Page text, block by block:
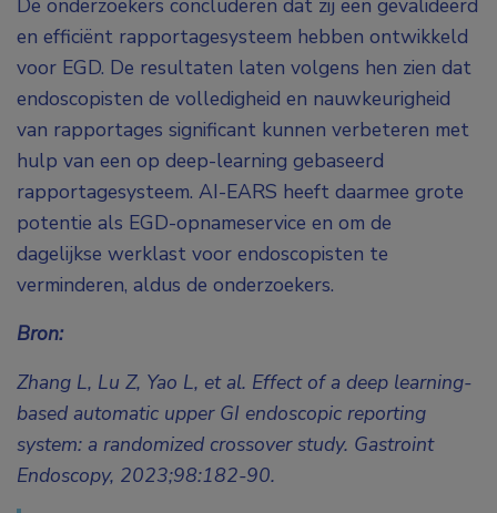
De onderzoekers concluderen dat zij een gevalideerd
en efficiënt rapportagesysteem hebben ontwikkeld
voor EGD. De resultaten laten volgens hen zien dat
endoscopisten de volledigheid en nauwkeurigheid
van rapportages significant kunnen verbeteren met
hulp van een op deep-learning gebaseerd
rapportagesysteem. AI-EARS heeft daarmee grote
potentie als EGD-opnameservice en om de
dagelijkse werklast voor endoscopisten te
verminderen, aldus de onderzoekers.
Bron:
Zhang L, Lu Z, Yao L, et al. Effect of a deep learning-
based automatic upper GI endoscopic reporting
system: a randomized crossover study. Gastroint
Endoscopy, 2023;98:182-90.